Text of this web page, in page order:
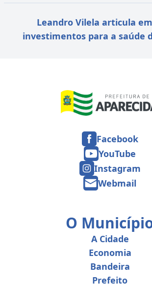
Leandro Vilela articula
investimentos para a saúde
Facebook
YouTube
Instagram
Webmail
O
A Cidade
Economia
Bandeira
Prefeito